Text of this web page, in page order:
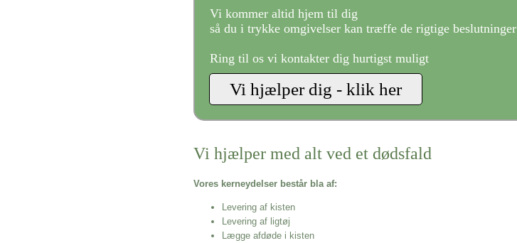
Vi kommer altid hjem til dig
så du i trykke omgivelser kan træffe de rigtige beslutninger
Ring til os vi kontakter dig hurtigst muligt
Vi hjælper med alt ved et dødsfald
Vores kerneydelser består bla af:
Levering af kisten
Levering af ligtøj
Lægge afdøde i kisten